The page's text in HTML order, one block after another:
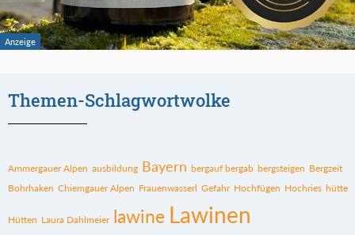
Themen-Schlagwortwolke
Ammergauer Alpen ausbildung Bayern bergauf bergab bergsteigen Bergzeit
Bohrhaken Chiemgauer Alpen Frauenwasserl Gefahr Hochfügen Hochries hütte
Hütten Laura Dahlmeier lawine Lawinen